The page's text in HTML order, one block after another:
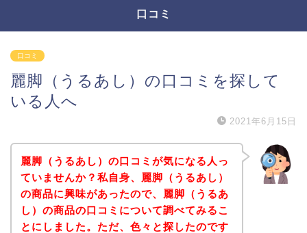
口コミ
口コミ
麗脚（うるあし）の口コミを探して
いる人へ
2021年6月15日
麗脚（うるあし）の口コミが気になる人っ
ていませんか？私自身、麗脚（うるあし）
の商品に興味があったので、麗脚（うるあ
し）の商品の口コミについて調べてみるこ
とにしました。ただ、色々と探したのです